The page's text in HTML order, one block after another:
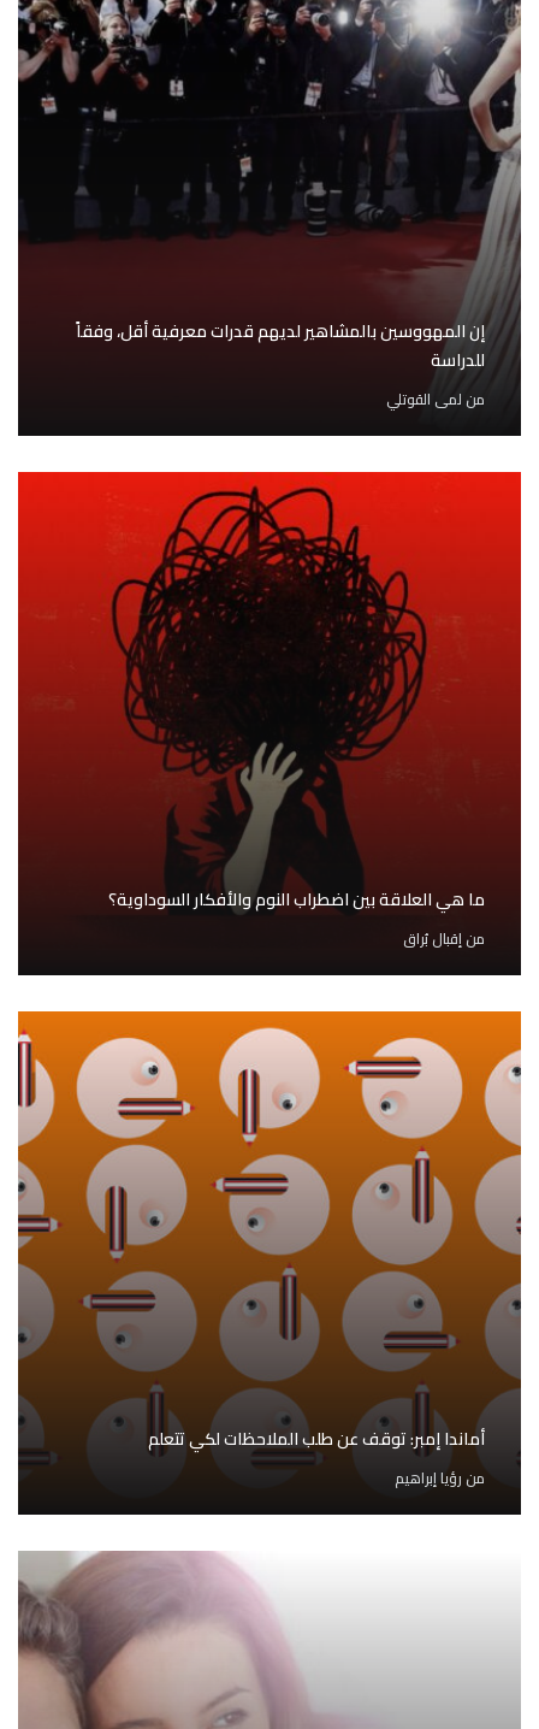
إن المهووسين بالمشاهير لديهم قدرات معرفية أقل، وفقاً
للدراسة
من لمى القوتلي
ما هي العلاقة بين اضطراب النوم والأفكار السوداوية؟
منإقبال بُراق
أماندا إمبر: توقف عن طلب الملاحظات لكي تتعلم
من رؤيا إبراهيم